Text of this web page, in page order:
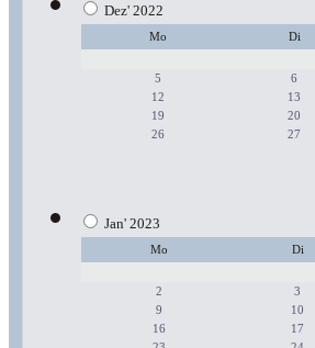
Dez' 2022
Mo Di
5 6
12
13
19
20
26
27
Jan' 2023
Mo Di
2 3
9
10
16
17